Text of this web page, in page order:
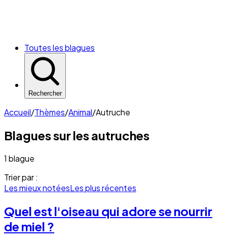
Toutes les blagues
Rechercher
Accueil/Thèmes/Animal/Autruche
Blagues sur lesautruches
1 blague
Trier par :
Les mieux notéesLes plus récentes
Quel est l'oiseau qui adore se nourrir
de miel ?